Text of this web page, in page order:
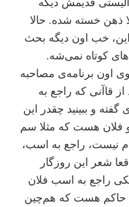
ذهن خسته شده. حالا
خب اون دیگه بحث
کوتاه نمی‌شه.
اون برنامه‌ی مصاحبه
قاآنی که راجع به
و ببینید چقدر این
هست که مثلا سم
نیست، راجع به اسب،
شعر این روزگار
راجع به اسب فلان
حاکم هست که هم‌چین